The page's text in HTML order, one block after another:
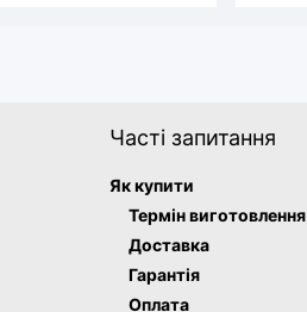
Часті запитання
Як купити
Термін виготовлення
Доставка
Гарантія
Оплата